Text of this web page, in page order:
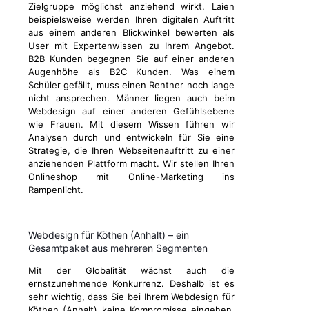
Zielgruppe möglichst anziehend wirkt. Laien
beispielsweise werden Ihren digitalen Auftritt
aus einem anderen Blickwinkel bewerten als
User mit Expertenwissen zu Ihrem Angebot.
B2B Kunden begegnen Sie auf einer anderen
Augenhöhe als B2C Kunden. Was einem
Schüler gefällt, muss einen Rentner noch lange
nicht ansprechen. Männer liegen auch beim
Webdesign auf einer anderen Gefühlsebene
wie Frauen. Mit diesem Wissen führen wir
Analysen durch und entwickeln für Sie eine
Strategie, die Ihren Webseitenauftritt zu einer
anziehenden Plattform macht. Wir stellen Ihren
Onlineshop mit Online-Marketing ins
Rampenlicht.
Webdesign für Köthen (Anhalt) – ein
Gesamtpaket aus mehreren Segmenten
Mit der Globalität wächst auch die
ernstzunehmende Konkurrenz. Deshalb ist es
sehr wichtig, dass Sie bei Ihrem Webdesign für